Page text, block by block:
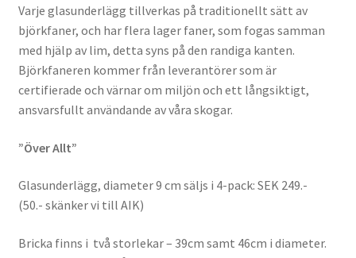
Varje glasunderlägg tillverkas på traditionellt sätt av
björkfaner, och har flera lager faner, som fogas samman
med hjälp av lim, detta syns på den randiga kanten.
Björkfaneren kommer från leverantörer som är
certifierade och värnar om miljön och ett långsiktigt,
ansvarsfullt användande av våra skogar.
”Över Allt”
Glasunderlägg, diameter 9 cm säljs i 4-pack: SEK 249.-
(50.- skänker vi till AIK)
Bricka finns i två storlekar – 39cm samt 46cm i diameter.